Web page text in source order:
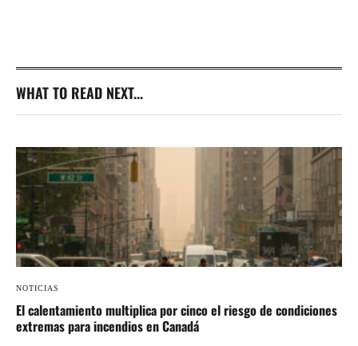
WHAT TO READ NEXT...
NOTICIAS
El calentamiento multiplica por cinco el riesgo de condiciones
extremas para incendios en Canadá